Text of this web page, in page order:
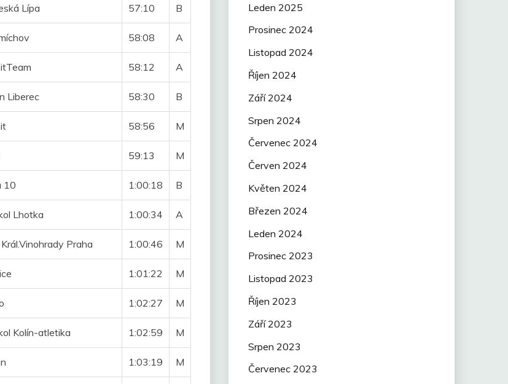
Lípa 57:10 B
58:08 A
58:12 A
Liberec 58:30 B
58:56 M
59:13 M
10 1:00:18 B
Lhotka 1:00:34 A
Praha 1:00:46 M
1:01:22 M
1:02:27 M
Kolín-atletika 1:02:59 M
1:03:19 M
Leden 2025
Prosinec 2024
Listopad 2024
Říjen 2024
Září 2024
Srpen 2024
Červenec 2024
Červen 2024
Květen 2024
Březen 2024
Leden 2024
Prosinec 2023
Listopad 2023
Říjen 2023
Září 2023
Srpen 2023
Červenec 2023